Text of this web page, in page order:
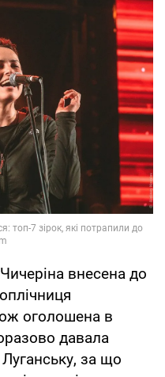
внесена до
оголошена в
давала
за що